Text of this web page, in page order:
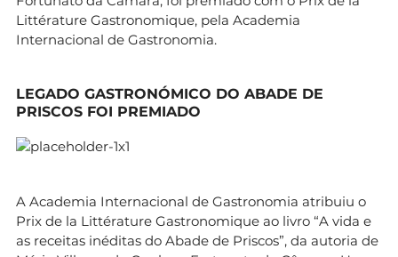
Littérature Gastronomique, pela Academia
Internacional de Gastronomia.
LEGADO GASTRONÓMICO DO ABADE DE
PRISCOS FOI PREMIADO
A Academia Internacional de Gastronomia atribuiu o
Prix de la Littérature Gastronomique ao livro “A vida e
as receitas inéditas do Abade de Priscos”, da autoria de